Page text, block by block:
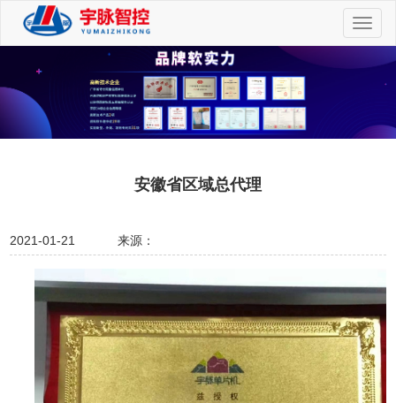
切
换
安徽省区域总代理
2021-01-21 来源：